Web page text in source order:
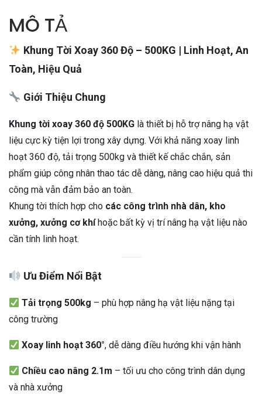
MÔ TẢ
Khung Tời Xoay 360 Độ – 500KG | Linh Hoạt, An
Toàn, Hiệu Quả
Giới Thiệu Chung
Khung tời xoay 360 độ 500KG là thiết bị hỗ trợ nâng hạ vật
liệu cực kỳ tiện lợi trong xây dựng. Với khả năng xoay linh
hoạt 360 độ, tải trọng 500kg và thiết kế chắc chắn, sản
phẩm giúp công nhân thao tác dễ dàng, nâng cao hiệu quả thi
công mà vẫn đảm bảo an toàn.
Khung tời thích hợp cho các công trình nhà dân, kho
xưởng, xưởng cơ khíhoặc bất kỳ vị trí nâng hạ vật liệu nào
cần tính linh hoạt.
Ưu Điểm Nổi Bật
Tải trọng 500kg – phù hợp nâng hạ vật liệu nặng tại
công trường
Xoay linh hoạt 360°, dễ dàng điều hướng khi vận hành
Chiều cao nâng 2.1m – tối ưu cho công trình dân dụng
và nhà xưởng